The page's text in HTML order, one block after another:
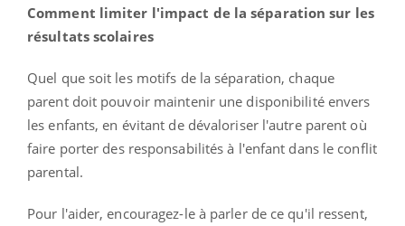
Comment limiter l'impact de la séparation sur les
résultats scolaires
Quel que soit les motifs de la séparation, chaque
parent doit pouvoir maintenir une disponibilité envers
les enfants, en évitant de dévaloriser l'autre parent où
faire porter des responsabilités à l'enfant dans le conflit
parental.
Pour l'aider, encouragez-le à parler de ce qu'il ressent,